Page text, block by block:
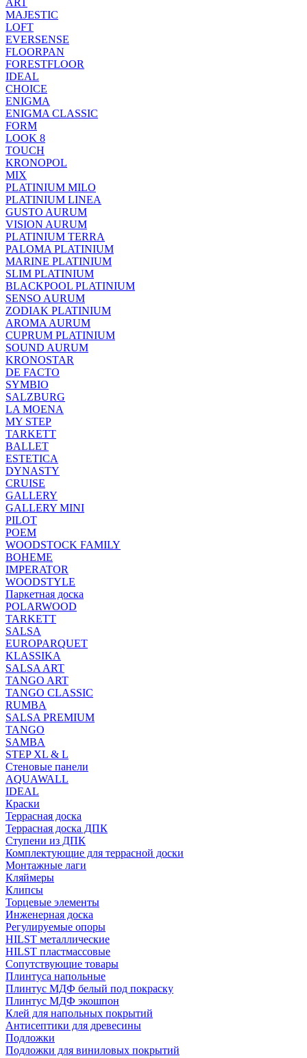
ART
MAJESTIC
LOFT
EVERSENSE
FLOORPAN
FORESTFLOOR
IDEAL
CHOICE
ENIGMA
ENIGMA CLASSIC
FORM
LOOK 8
TOUCH
KRONOPOL
MIX
PLATINIUM MILO
PLATINIUM LINEA
GUSTO AURUM
VISION AURUM
PLATINIUM TERRA
PALOMA PLATINIUM
MARINE PLATINIUM
SLIM PLATINIUM
BLACKPOOL PLATINIUM
SENSO AURUM
ZODIAK PLATINIUM
AROMA AURUM
CUPRUM PLATINIUM
SOUND AURUM
KRONOSTAR
DE FACTO
SYMBIO
SALZBURG
LA MOENA
MY STEP
TARKETT
BALLET
ESTETICA
DYNASTY
CRUISE
GALLERY
GALLERY MINI
PILOT
POEM
WOODSTOCK FAMILY
BOHEME
IMPERATOR
WOODSTYLE
Паркетная доска
POLARWOOD
TARKETT
SALSA
EUROPARQUET
KLASSIKA
SALSA ART
TANGO ART
TANGO CLASSIC
RUMBA
SALSA PREMIUM
TANGO
SAMBA
STEP XL & L
Стеновые панели
AQUAWALL
IDEAL
Краски
Террасная доска
Террасная доска ДПК
Ступени из ДПК
Комплектующие для террасной доски
Монтажные лаги
Кляймеры
Клипсы
Торцевые элементы
Инженерная доска
Регулируемые опоры
HILST металлические
HILST пластмассовые
Сопутствующие товары
Плинтуса напольные
Плинтус МДФ белый под покраску
Плинтус МДФ экошпон
Клей для напольных покрытий
Антисептики для древесины
Подложки
Подложки для виниловых покрытий